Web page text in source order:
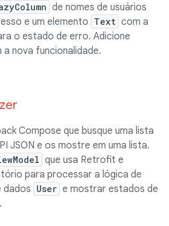
de nomes de usuários
e um elemento Text com a
o estado de erro. Adicione
nova funcionalidade.
Compose que busque uma lista
JSON e os mostre em uma lista.
que usa Retrofit e
para processar a lógica de
dados User e mostrar estados de